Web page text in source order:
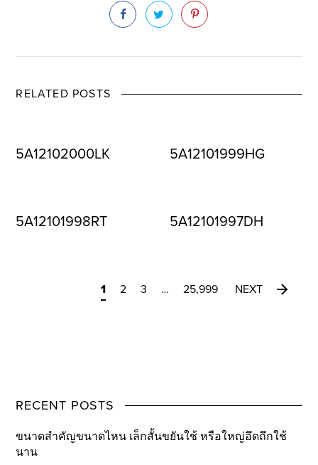
RELATED POSTS
5A12102000LK 5A12101999HG
5A12101998RT 5A12101997DH
1 2 3 … 25,999 NEXT
RECENT POSTS
ขนาดสำคัญขนาดไหน เล็กสั้นขยันใช้ หรือใหญ่อึดถึกใช้
นาน